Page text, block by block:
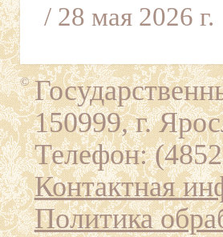
/ 28 мая 2026 г.
©
150999, г.
Телефон:
Контактная
Политика